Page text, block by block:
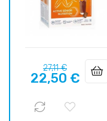
Precio
regular
27,11 €Precio
22,50 €